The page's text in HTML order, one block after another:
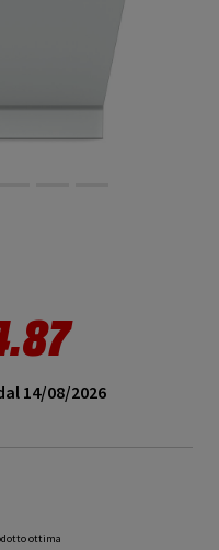
14/08/2026
ottima